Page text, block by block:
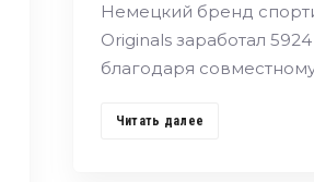
Немецкий бренд
Originals заработал
благодаря
Читать далее